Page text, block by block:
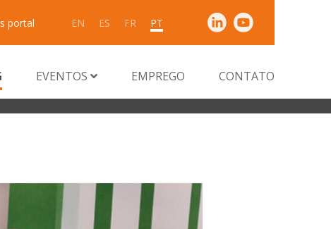
portal EN ES FR PT
EVENTOS EMPREGO CONTATO